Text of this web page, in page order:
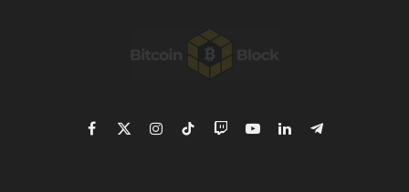
Facebook
X
Instagram
TikTokTwitchYouTubeLinkedInTelegram